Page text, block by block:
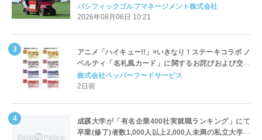
Cart（エアコンカート）」導入 | ＰＧＭ
パシフィックゴルフマネージメント株式会社
2026年08月06日 10:21
アニメ「ハイキュー!!」×いきなり！ステーキコラボ ノ
ベルティ「名札風カード」に関するお詫びおよび交換
対応についてのご案内
株式会社ペッパーフードサービス
2日前
成蹊大学が「有名企業400社実就職ランキング」にて
卒業(修了)者数1,000人以上2,000人未満の私立大学で